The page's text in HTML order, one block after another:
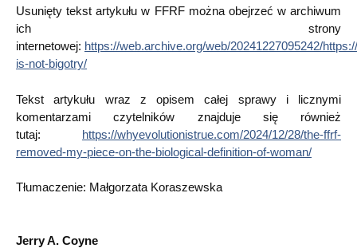
Usunięty tekst artykułu w FFRF można obejrzeć w archiwum
ich strony
internetowej: https://web.archive.org/web/20241227095242/
is-not-bigotry/
Tekst artykułu wraz z opisem całej sprawy i licznymi
komentarzami czytelników znajduje się również
tutaj: https://whyevolutionistrue.com/2024/12/28/the-ffrf-
removed-my-piece-on-the-biological-definition-of-woman/
Tłumaczenie: Małgorzata Koraszewska
Jerry A. Coyne